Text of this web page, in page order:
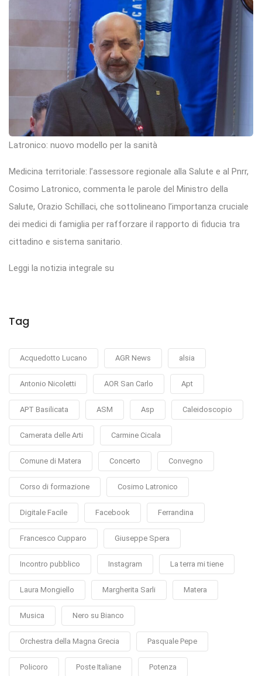
Latronico: nuovo modello per la sanità
Medicina territoriale: l’assessore regionale alla Salute e al Pnrr,
Cosimo Latronico, commenta le parole del Ministro della
Salute, Orazio Schillaci, che sottolineano l’importanza cruciale
dei medici di famiglia per rafforzare il rapporto di fiducia tra
cittadino e sistema sanitario.
Leggi la notizia integrale su
Tag
Acquedotto Lucano AGR News alsia
Antonio Nicoletti AOR San Carlo Apt
APT Basilicata ASM Asp Caleidoscopio
Camerata delle Arti Carmine Cicala
Comune di Matera Concerto Convegno
Corso di formazione Cosimo Latronico
Digitale Facile Facebook Ferrandina
Francesco Cupparo Giuseppe Spera
Incontro pubblico Instagram La terra mi tiene
Laura Mongiello Margherita Sarli Matera
Musica Nero su Bianco
Orchestra della Magna Grecia Pasquale Pepe
Policoro Poste Italiane Potenza